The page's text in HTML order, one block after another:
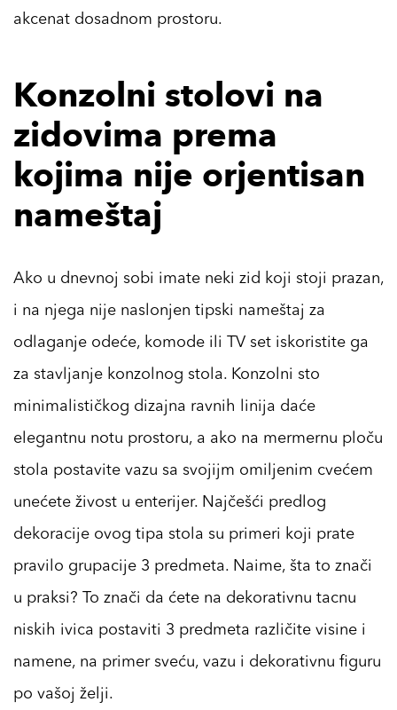
akcenat dosadnom prostoru.
Konzolni stolovi na
zidovima prema
kojima nije orjentisan
nameštaj
Ako u dnevnoj sobi imate neki zid koji stoji prazan,
i na njega nije naslonjen tipski nameštaj za
odlaganje odeće, komode ili TV set iskoristite ga
za stavljanje konzolnog stola. Konzolni sto
minimalističkog dizajna ravnih linija daće
elegantnu notu prostoru, a ako na mermernu ploču
stola postavite vazu sa svojijm omiljenim cvećem
unećete živost u enterijer. Najčešći predlog
dekoracije ovog tipa stola su primeri koji prate
pravilo grupacije 3 predmeta. Naime, šta to znači
u praksi? To znači da ćete na dekorativnu tacnu
niskih ivica postaviti 3 predmeta različite visine i
namene, na primer sveću, vazu i dekorativnu figuru
po vašoj želji.